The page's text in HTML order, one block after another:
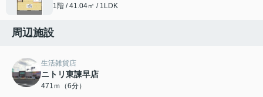
1階 / 41.04㎡ / 1LDK
周辺施設
生活雑貨店
ニトリ東諫早店
471ｍ（6分）